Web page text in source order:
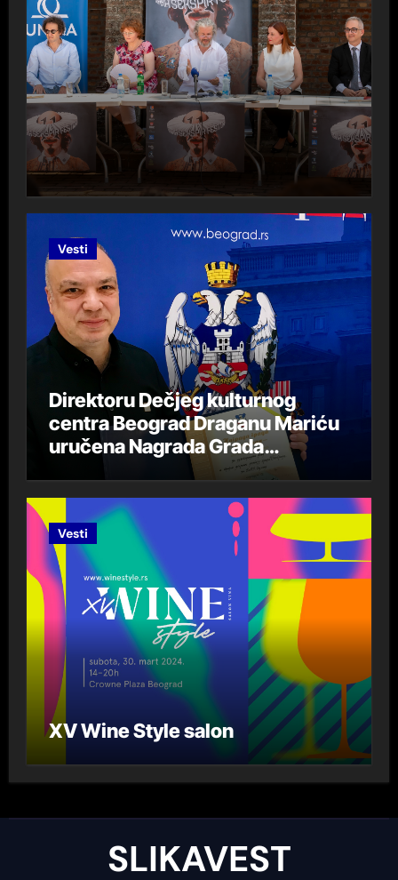
Vesti
Direktoru Dečjeg kulturnog
centra Beograd Draganu Mariću
uručena Nagrada Grada
Beograda „DespotStefan
Lazarević“ za 2023. godinu
Vesti
XV Wine Style salon
SLIKAVEST